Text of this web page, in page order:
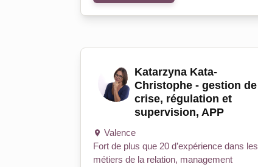
Katarzyna Kata-
Christophe - gestion de
crise, régulation et
supervision, APP
Valence
Fort de plus que 20 d’expérience dans les
métiers de la relation, management